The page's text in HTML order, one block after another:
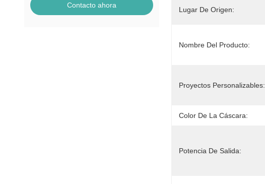
Contacto ahora
Lugar De Origen:
Nombre Del Producto:
Proyectos Personalizables:
Color De La Cáscara:
Potencia De Salida: